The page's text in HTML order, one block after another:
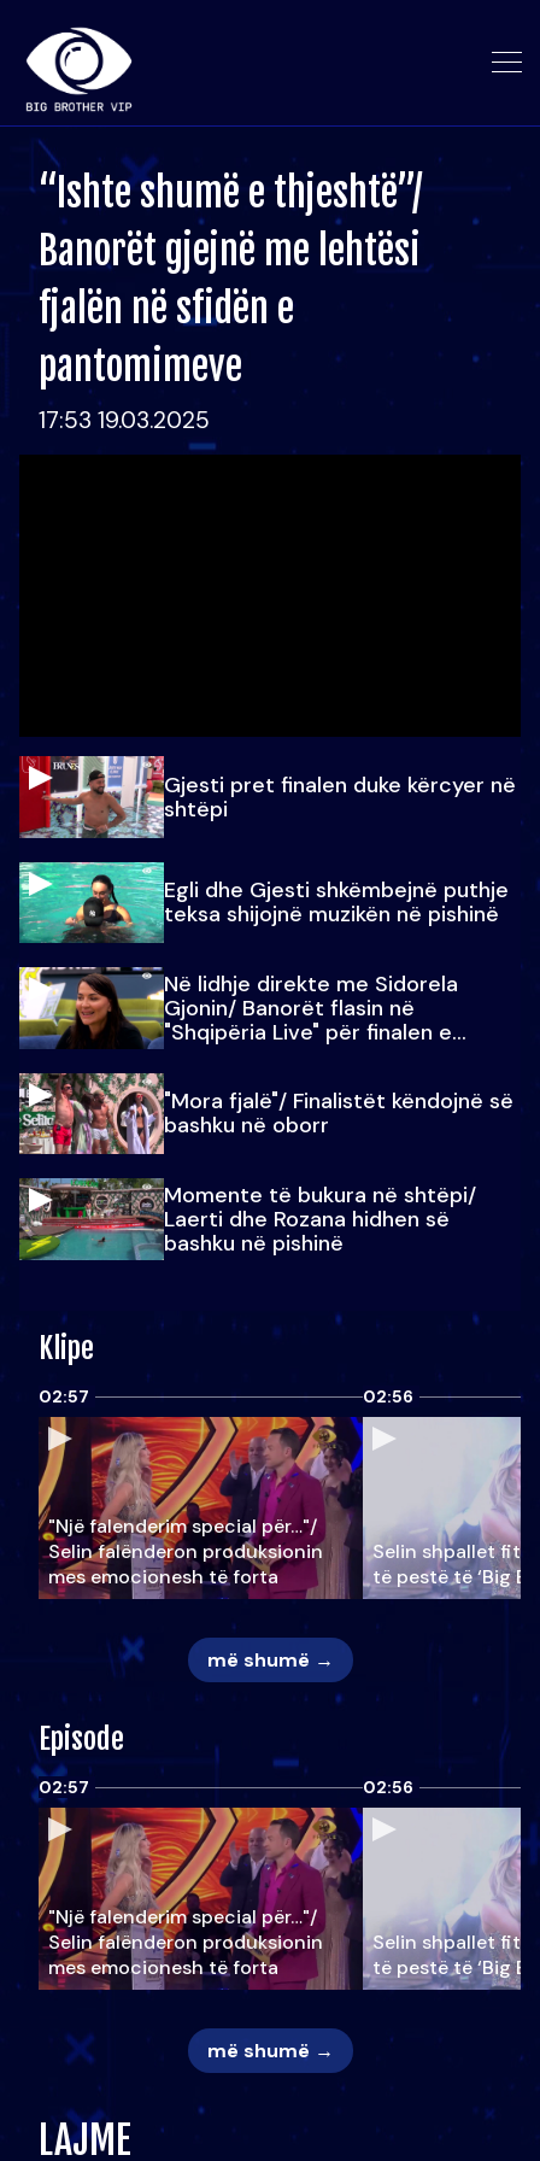
“Ishte shumë e thjeshtë”/
Banorët gjejnë me lehtësi
fjalën në sfidën e
pantomimeve
17:53 19.03.2025
Gjesti pret finalen duke kërcyer në
shtëpi
Egli dhe Gjesti shkëmbejnë puthje
teksa shijojnë muzikën në pishinë
Në lidhje direkte me Sidorela
Gjonin/ Banorët flasin në
"Shqipëria Live" për finalen e
"Mora fjalë"/ Finalistët këndojnë së
bashku në oborr
Momente të bukura në shtëpi/
Laerti dhe Rozana hidhen së
bashku në pishinë
Klipe
02:57
"Një falenderim special për…"/
Selin falënderon produksionin
mes emocionesh të forta
02:56
Selin shpallet
të pestë të ‘Big
më shumë →
Episode
02:57
"Një falenderim special për…"/
Selin falënderon produksionin
mes emocionesh të forta
02:56
Selin shpallet
të pestë të ‘Big
më shumë →
LAJME